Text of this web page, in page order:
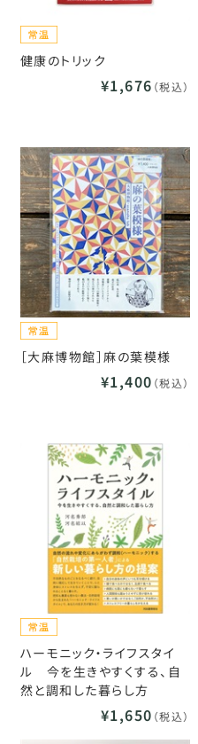
健康のトリック
¥1,676 （税込）
［大麻博物館］麻の葉模様
¥1,400 （税込）
ハーモニック・ライフスタイ
ル 今を生きやすくする、自
然と調和した暮らし方
¥1,650 （税込）